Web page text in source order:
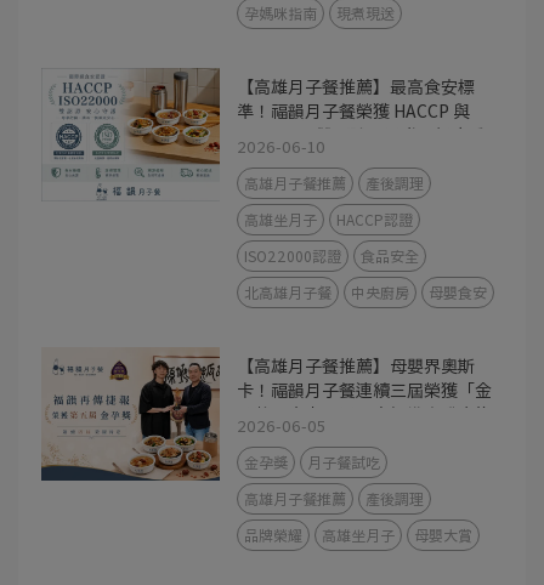
孕媽咪指南
現煮現送
【高雄月子餐推薦】最高食安標
準！福韻月子餐榮獲 HACCP 與
ISO22000 雙認證，用世界級廚房
守護產後媽咪
2026-06-10
高雄月子餐推薦
產後調理
高雄坐月子
HACCP認證
ISO22000認證
食品安全
北高雄月子餐
中央廚房 母嬰食安
【高雄月子餐推薦】母嬰界奧斯
卡！福韻月子餐連續三屆榮獲「金
孕獎」肯定，用最高標準守護產後
媽咪
2026-06-05
金孕獎
月子餐試吃
高雄月子餐推薦
產後調理
品牌榮耀
高雄坐月子 母嬰大賞